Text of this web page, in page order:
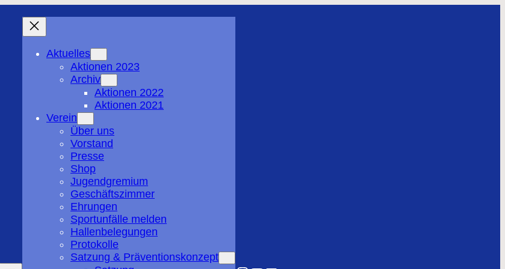
Aktuelles
Aktionen 2023
Archiv
Aktionen 2022
Aktionen 2021
Verein
Über uns
Vorstand
Presse
Shop
Jugendgremium
Geschäftszimmer
Ehrungen
Sportunfälle melden
Hallenbelegungen
Protokolle
Satzung & Präventionskonzept